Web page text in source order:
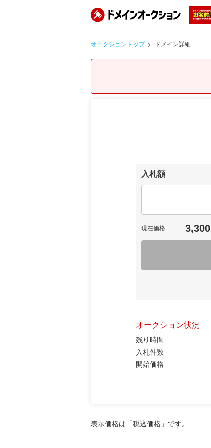
オークショントップ ドメイン詳細
入札額
現在価格 3,300
オークション状況
残り時間
入札件数
開始価格
表示価格は「税込価格」です。